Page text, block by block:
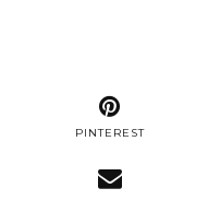
PINTEREST